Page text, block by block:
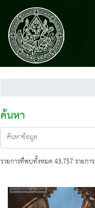
ค้นหา
รายการที่พบทั้งหมด 43,757 รายการ